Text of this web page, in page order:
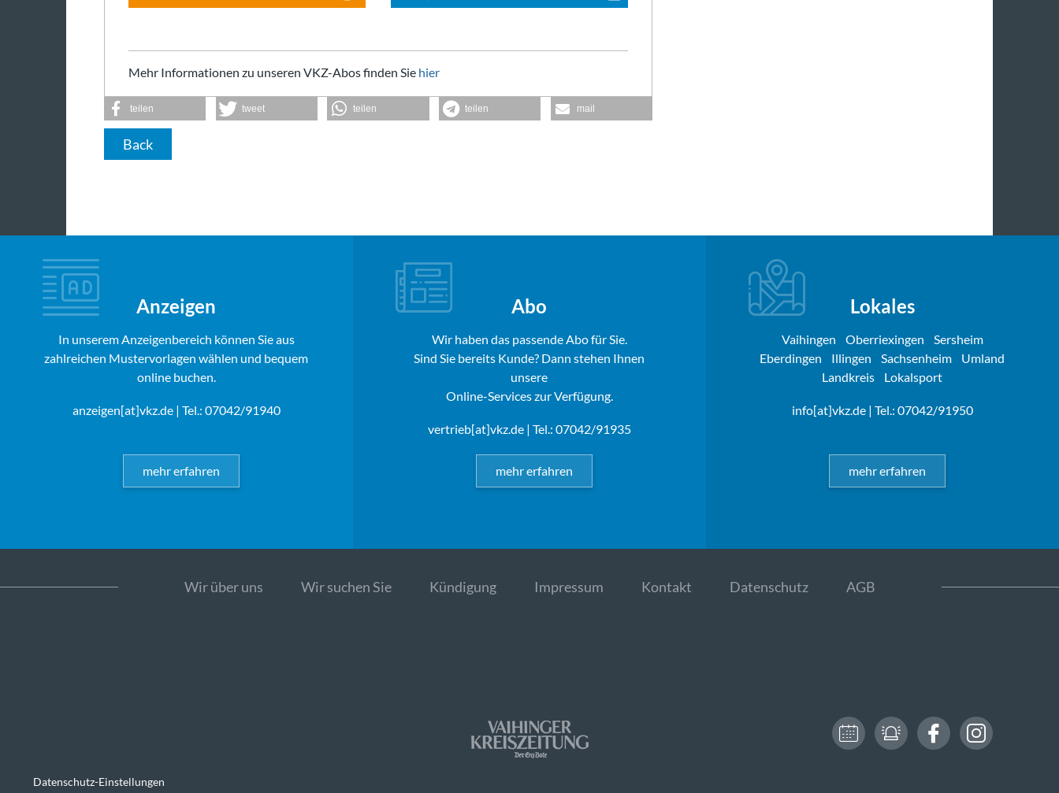
Mehr Informationen zu unseren VKZ-Abos finden Sie hier
teilen tweet teilen teilen mail
Back
Anzeigen
In unserem Anzeigenbereich können Sie aus
zahlreichen Mustervorlagen wählen und bequem
online buchen.
anzeigen[at]vkz.de| Tel.: 07042/91940
mehr erfahren
Abo
Wir haben das passende Abo für Sie.
Sind Sie bereits Kunde? Dann stehen Ihnen
unsere
Online-Services zur Verfügung.
vertrieb[at]vkz.de| Tel.: 07042/91935
mehr erfahren
Lokales
Vaihingen Oberriexingen
Sersheim
Eberdingen
Illingen Sachsenheim
Umland
Landkreis
Lokalsport
info[at]vkz.de| Tel.: 07042/91950
mehr erfahren
Wir über uns Wir suchen Sie Kündigung Impressum Kontakt Datenschutz AGB
Datenschutz-Einstellungen